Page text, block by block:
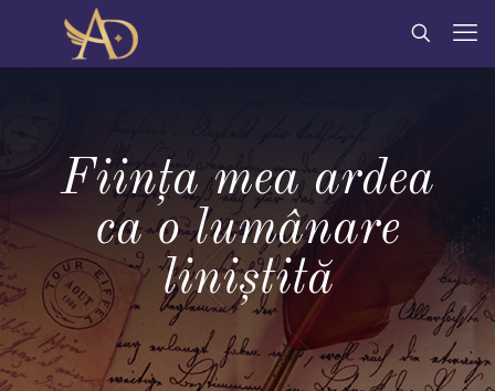
Ființa mea ardea
ca o lumânare
liniștită